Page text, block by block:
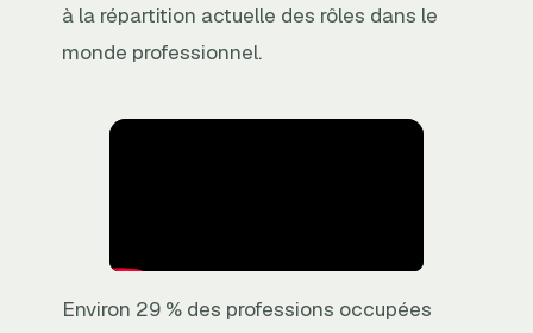
à la répartition actuelle des rôles dans le
monde professionnel.
Environ 29 % des professions occupées